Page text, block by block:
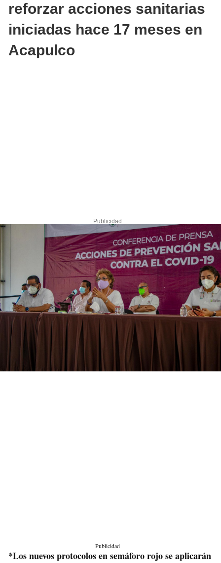
reforzar acciones sanitarias
iniciadas hace 17 meses en
Acapulco
Publicidad
Publicidad
*Los nuevos protocolos en semáforo rojo se aplicarán